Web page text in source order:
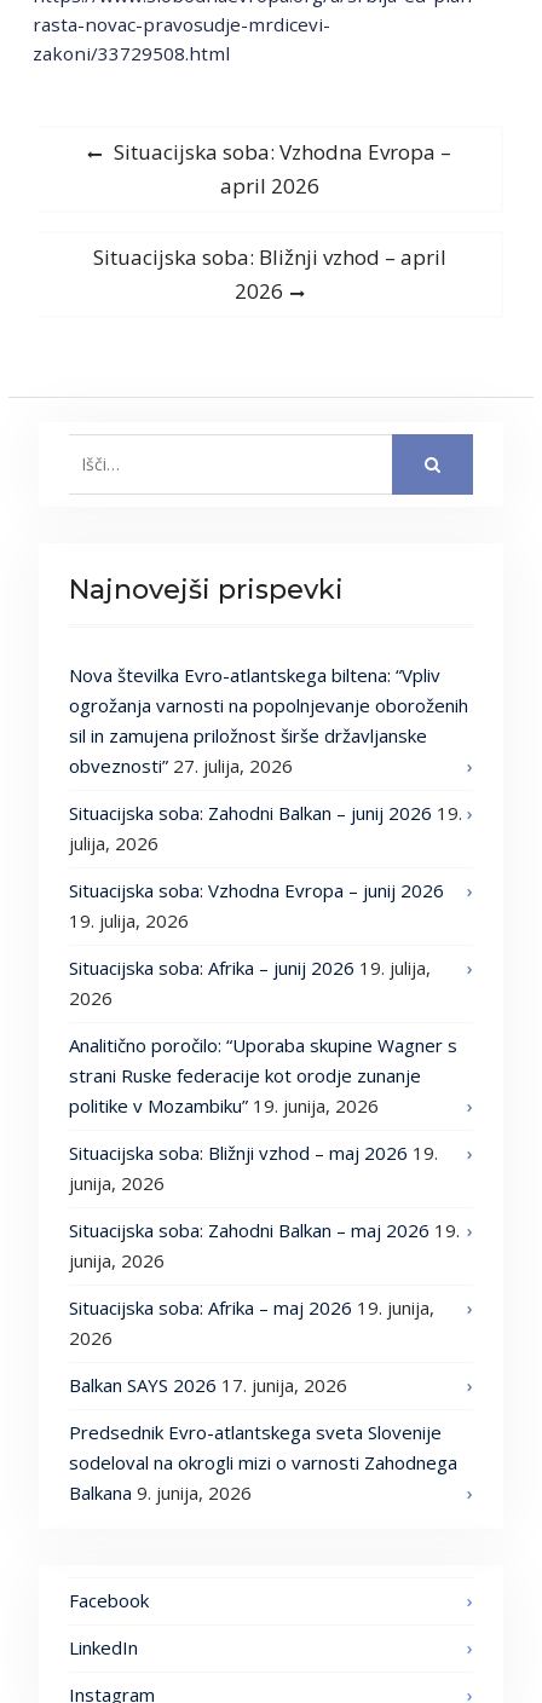
rasta-novac-pravosudje-mrdicevi-
zakoni/33729508.html
Navigacija
Previous
Situacijska soba: Vzhodna Evropa –
april 2026
Next
Situacijska soba: Bližnji vzhod – april
2026
Najnovejši prispevki
Nova številka Evro-atlantskega biltena: “Vpliv
ogrožanja varnosti na popolnjevanje oboroženih
sil in zamujena priložnost širše državljanske
obveznosti” 27. julija, 2026
Situacijska soba: Zahodni Balkan – junij 2026 19.
julija, 2026
Situacijska soba: Vzhodna Evropa – junij 2026
19. julija, 2026
Situacijska soba: Afrika – junij 2026 19. julija,
2026
Analitično poročilo: “Uporaba skupine Wagner s
strani Ruske federacije kot orodje zunanje
politike v Mozambiku” 19. junija, 2026
Situacijska soba: Bližnji vzhod – maj 2026 19.
junija, 2026
Situacijska soba: Zahodni Balkan – maj 2026 19.
junija, 2026
Situacijska soba: Afrika – maj 2026 19. junija,
2026
Balkan SAYS 2026 17. junija, 2026
Predsednik Evro-atlantskega sveta Slovenije
sodeloval na okrogli mizi o varnosti Zahodnega
Balkana 9. junija, 2026
Facebook
LinkedIn
Instagram